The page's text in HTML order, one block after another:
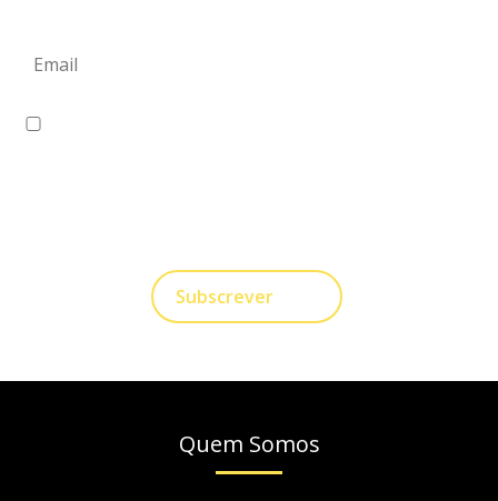
Subscrever
Quem Somos